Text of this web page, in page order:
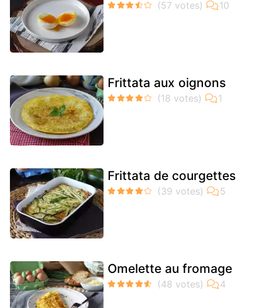
Frittata aux oignons
Frittata de courgettes
Omelette au fromage